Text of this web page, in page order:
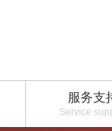
服务支
Service